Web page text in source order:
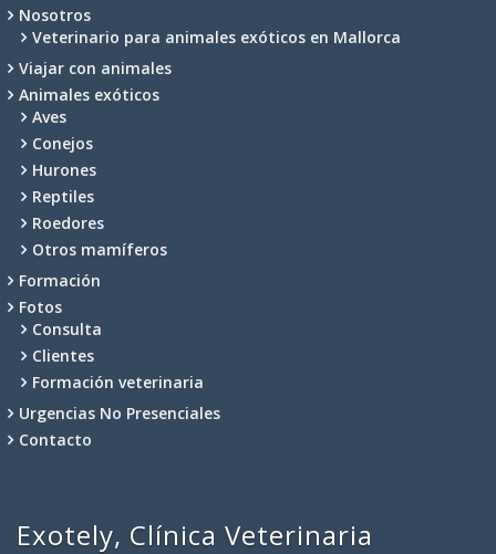
Nosotros
Veterinario para animales exóticos en Mallorca
Viajar con animales
Animales exóticos
Aves
Conejos
Hurones
Reptiles
Roedores
Otros mamíferos
Formación
Fotos
Consulta
Clientes
Formación veterinaria
Urgencias No Presenciales
Contacto
Exotely, Clínica Veterinaria